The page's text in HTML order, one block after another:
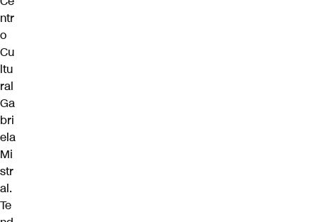
ntr
o
Cu
ltu
ral
Ga
bri
ela
Mi
str
al.
Te